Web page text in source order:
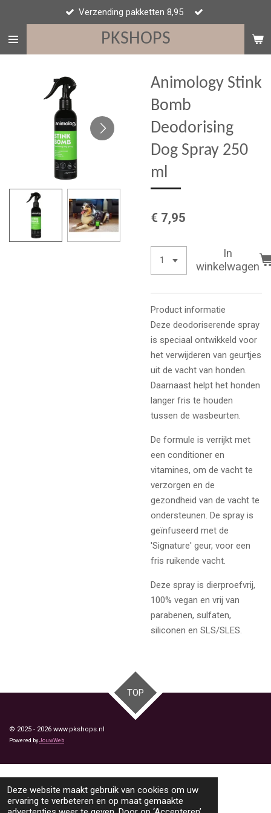
Deze website maakt gebruik van cookies om uw
ervaring te verbeteren en op maat gemaakte
naar
PKSHOPS
Verzending pakketten 8,95
Animology Stink
Bomb
Deodorising
Dog Spray 250
ml
€ 7,95
In
winkelwagen
Product informatie
Deze deodoriserende spray
is speciaal ontwikkeld voor
het verwijderen van geurtjes
uit de vacht van honden.
Daarnaast helpt het honden
langer fris te houden
tussen de wasbeurten.
De formule is verrijkt met
een conditioner en
vitamines, om de vacht te
verzorgen en de
gezondheid van de vacht te
ondersteunen. De spray is
geïnfuseerd met de
'Signature' geur, voor een
fris ruikende vacht.
Deze spray is dierproefvrij,
100% vegan en vrij van
parabenen, sulfaten,
siliconen en SLS/SLES.
TOP
© 2025 - 2026 www.pkshops.nl
Powered by JouwWeb